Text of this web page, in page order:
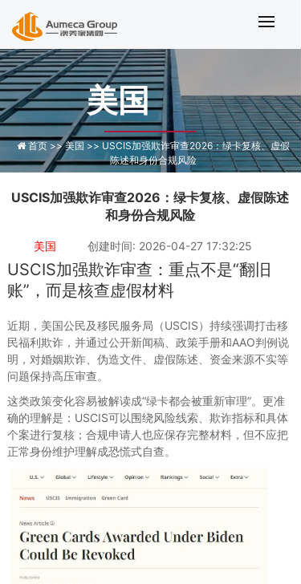
USCIS欺诈审查2026
首页 >>美国 >> USCIS加强欺诈审查2026：绿卡复核、虚假
陈述和身份合规风险
美国
USCIS加强欺诈审查2026：绿卡复核、虚假陈述
和身份合规风险
创建时间: 2026-04-27 17:32:25
美国
USCIS加强欺诈审查：重点不是“翻旧
账”，而是核查虚假材料
近期，美国公民及移民服务局（USCIS）持续强调打击移
民福利欺诈，并通过公开新闻稿、政策手册和AAO判例说
明，对婚姻欺诈、伪造文件、虚假陈述、资金来源不实等
问题保持高压审查。
这类政策变化容易被解读成“绿卡都会被重新审理”。更准
确的理解是：USCIS可以围绕风险线索、欺诈指标和具体
个案进行复核；合规申请人也应保存完整材料，但不应把
正常身份维护理解成恐慌式自查。